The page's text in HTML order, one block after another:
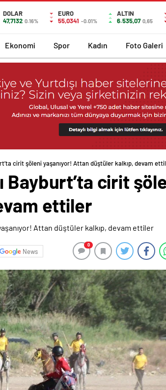
DOLAR
47,7132 0.16%
EURO
55,0341 -0.01%
ALTIN
6.535,07 0,65
Ekonomi Spor Kadın Foto Galeri
cirit şöleni yaşanıyor! Attan düştüler kalkıp, devam
Bayburt’ta cirit
ettiler
News
0